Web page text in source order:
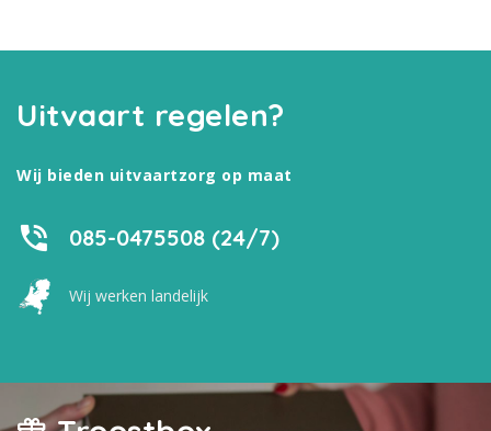
Uitvaart regelen?
Wij bieden uitvaartzorg op maat
085-0475508 (24/7)
Wij werken landelijk